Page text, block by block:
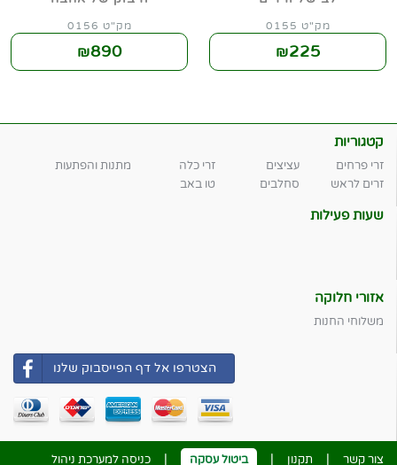
מק"ט 0155
₪225
מק"ט 0156
₪890
קטגוריות
זרי פרחים עציצים זרי כלה
מתנות והפתעות
זרים לראש
סחלבים טו באב
שעות פעילות
אזורי חלוקה
משלוחי החנות
הצטרפו אל דף הפייסבוק שלנו
צור קשר | תקנון | ביטול עסקה | כניסה למערכת ניהול